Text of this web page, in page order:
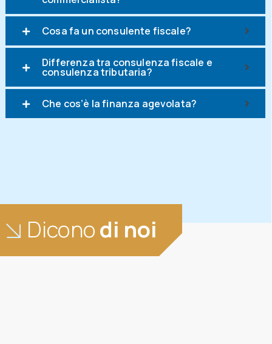
Cosa fa un consulente fiscale?
Differenza tra consulenza fiscale e
consulenza tributaria?
Che cos’è la finanza agevolata?
Diconodi noi